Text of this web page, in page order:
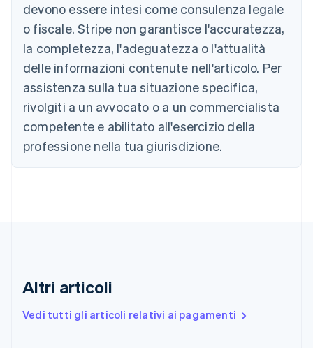
devono essere intesi come consulenza legale
o fiscale. Stripe non garantisce l'accuratezza,
la completezza, l'adeguatezza o l'attualità
delle informazioni contenute nell'articolo. Per
assistenza sulla tua situazione specifica,
rivolgiti a un avvocato o a un commercialista
competente e abilitato all'esercizio della
professione nella tua giurisdizione.
Altri articoli
Vedi tutti gli articoli relativi ai pagamenti
Austria
Deutsch English
Belgio
NederlandsFrançais DeutschEnglish
Brasile
PortuguêsEnglish
English
Canada
English
Cina continentale
简体中文English
English
Estonia